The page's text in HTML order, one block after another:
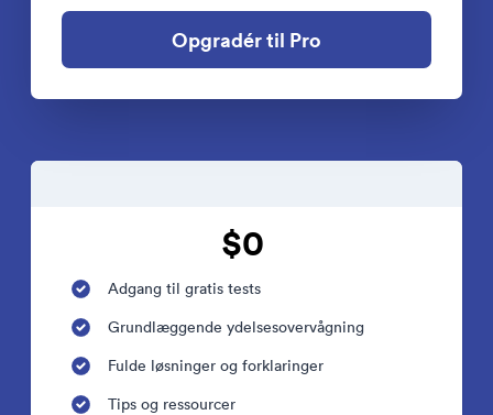
Opgradér til Pro
$0
Adgang til gratis tests
Grundlæggende ydelsesovervågning
Fulde løsninger og forklaringer
Tips og ressourcer